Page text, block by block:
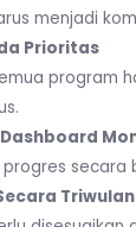
menjadi
Prioritas
program
secara
Triwulan